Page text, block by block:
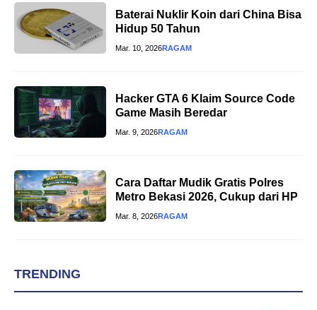
Baterai Nuklir Koin dari China Bisa
Hidup 50 Tahun
Mar. 10, 2026RAGAM
Hacker GTA 6 Klaim Source Code
Game Masih Beredar
Mar. 9, 2026RAGAM
Cara Daftar Mudik Gratis Polres
Metro Bekasi 2026, Cukup dari HP
Mar. 8, 2026RAGAM
TRENDING